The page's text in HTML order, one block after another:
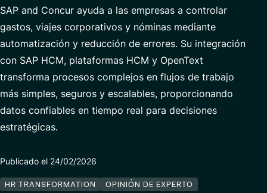
Modern ERP Cloud System
Customer Experience
Data Analytics & AI
Custom Development
Ciberseguridad
Finance Transformation
Servicios Gestionados
Socios
VISEO in IBERIA
Centro de excelencia
Ubicaciones
Comunicados de prensa
Contacto
noticias
o
documentos
SAP and Concur ayuda a las empresas a controlar
gastos, viajes corporativos y nóminas mediante
automatización y reducción de errores. Su integración
con SAP HCM, plataformas HCM y OpenText
transforma procesos complejos en flujos de trabajo
más simples, seguros y escalables, proporcionando
datos confiables en tiempo real para decisiones
estratégicas.
Publicado el 24/02/2026
HR TRANSFORMATION OPINIÓN DE EXPERTO